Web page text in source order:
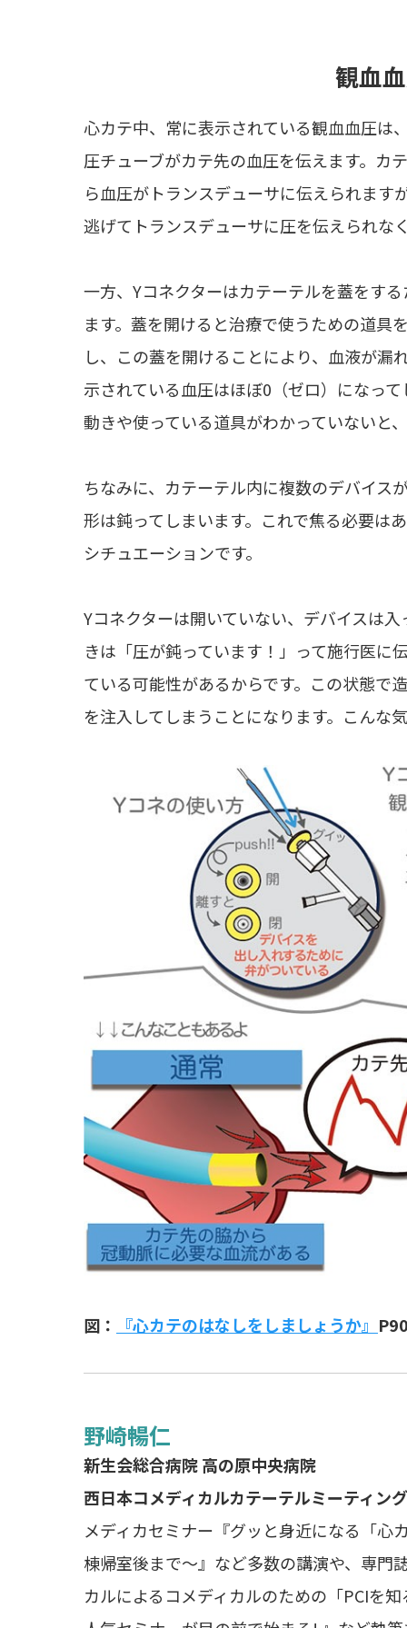
観血
心カテ中、常に表示されている観血血圧は
圧チューブがカテ先の血圧を伝えます。カ
ら血圧がトランスデューサに伝えられます
逃げてトランスデューサに圧を伝えられな
一方、Yコネクターはカテーテルを蓋をす
ます。蓋を開けると治療で使うための道具
し、この蓋を開けることにより、血液が漏
示されている血圧はほぼ0（ゼロ）になっ
動きや使っている道具がわかっていないと
ちなみに、カテーテル内に複数のデバイス
形は鈍ってしまいます。これで焦る必要は
シチュエーションです。
Yコネクターは開いていない、デバイスは
きは「圧が鈍っています！」って施行医に
ている可能性があるからです。この状態で
を注入してしまうことになります。こんな
図： 『心カテのはなしをしましょうか』
野崎暢仁
新生会総合病院 高の原中央病院
西日本コメディカルカテーテルミーティン
メディカセミナー『グッと身近になる「心
棟帰室後まで～』など多数の講演や、専門
カルによるコメディカルのための「PCIを